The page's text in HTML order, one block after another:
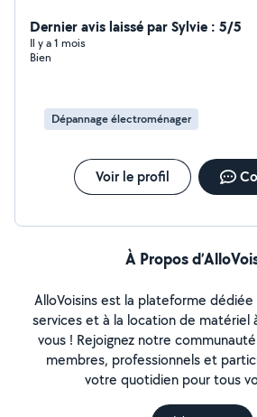
Dernier avis laissé par Sylvie : 5/5
Il y a 1 mois
Bien
Dépannage électroménager
Voir le profil
À Propos
AlloVoisins est la plateforme
services et à la location de matériel
vous ! Rejoignez notre
membres, professionnels et
votre quotidien pour tous